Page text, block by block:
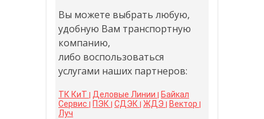
Вы можете выбрать любую,
удобную Вам транспортную
компанию,
либо воспользоваться
услугами наших партнеров:
ТК КиТ | Деловые Линии | Байкал
Сервис | ПЭК | СДЭК | ЖДЭ | Вектор |
Луч